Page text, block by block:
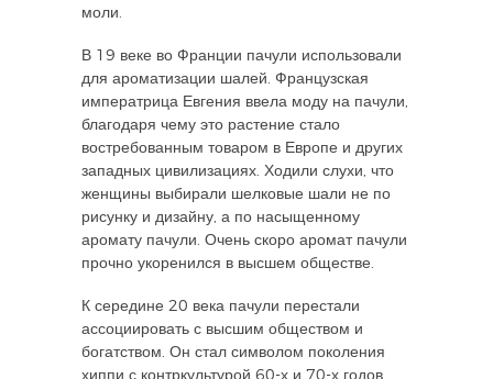
моли.
В 19 веке во Франции пачули использовали
для ароматизации шалей. Французская
императрица Евгения ввела моду на пачули,
благодаря чему это растение стало
востребованным товаром в Европе и других
западных цивилизациях. Ходили слухи, что
женщины выбирали шелковые шали не по
рисунку и дизайну, а по насыщенному
аромату пачули. Очень скоро аромат пачули
прочно укоренился в высшем обществе.
К середине 20 века пачули перестали
ассоциировать с высшим обществом и
богатством. Он стал символом поколения